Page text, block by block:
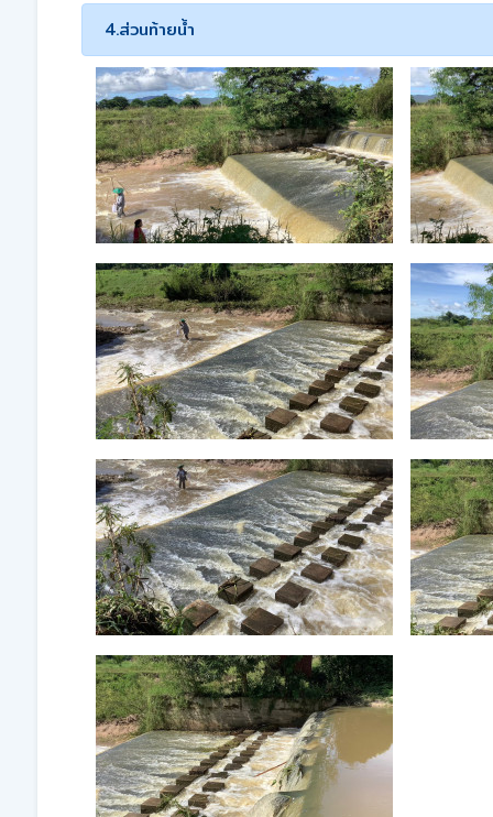
4.ส่วนท้ายน้ำ